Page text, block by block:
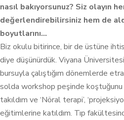
nasıl bakıyorsunuz? Siz olayın
değerlendirebilirsiniz hem de
boyutlarını…
Biz okulu bitirince, bir de üstüne
diye düşünürdük. Viyana
bursuyla çalıştığım dönemlerde
solda workshop peşinde
takıldım ve ‘Nöral terapi’,
eğitimlerine katıldım. Tıp